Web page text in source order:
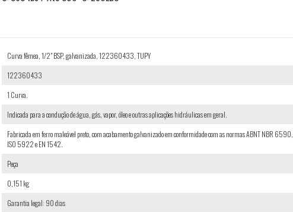
Curva fêmea, 1/2" BSP, galvanizada, 122360433, TUPY
122360433
1 Curva.
Indicada para a condução de água, gás, vapor, óleo e outras aplicações hidráulicas em geral.
Fabricada em ferro maleável preto, com acabamento galvanizado em conformidade com as normas ABNT NBR 6590,
ISO 5922 e EN 1542.
Peça
0,151 kg
Garantia legal: 90 dias